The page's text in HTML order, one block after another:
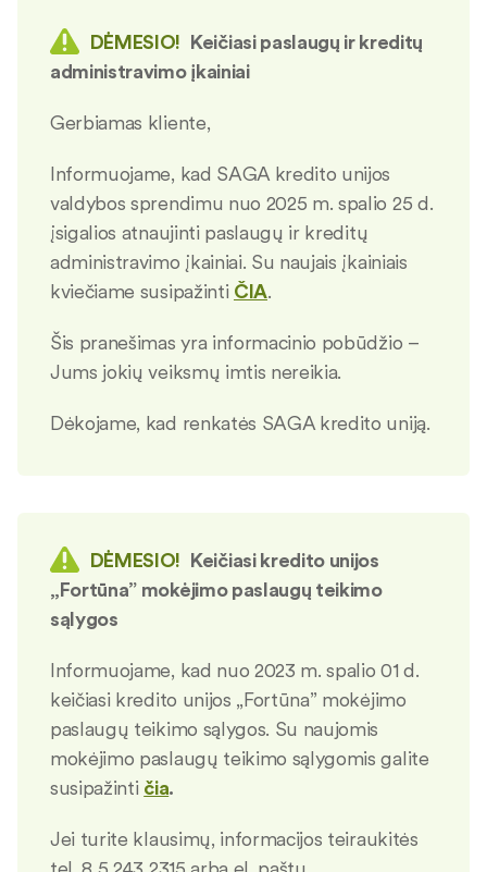
DĖMESIO! Keičiasi paslaugų ir kreditų
administravimo įkainiai
Gerbiamas kliente,
Informuojame, kad SAGA kredito unijos
valdybos sprendimu nuo 2025 m. spalio 25 d.
įsigalios atnaujinti paslaugų ir kreditų
administravimo įkainiai. Su naujais įkainiais
kviečiame susipažinti ČIA.
Šis pranešimas yra informacinio pobūdžio –
Jums jokių veiksmų imtis nereikia.
Dėkojame, kad renkatės SAGA kredito uniją.
DĖMESIO! Keičiasi kredito unijos
„Fortūna” mokėjimo paslaugų teikimo
sąlygos
Informuojame, kad nuo 2023 m. spalio 01 d.
keičiasi kredito unijos „Fortūna” mokėjimo
paslaugų teikimo sąlygos. Su naujomis
mokėjimo paslaugų teikimo sąlygomis galite
susipažinti čia.
Jei turite klausimų, informacijos teiraukitės